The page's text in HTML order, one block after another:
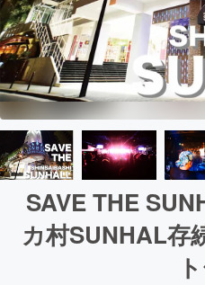
SAVE THE
カ村SUNHAL存